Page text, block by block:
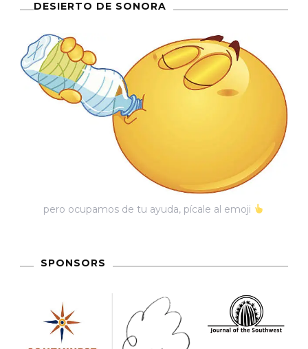
DESIERTO DE SONORA
pero ocupamos de tu ayuda, pícale al emoji
SPONSORS